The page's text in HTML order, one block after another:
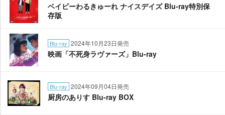
ベイビーわるきゅーれ ナイスデイズ Blu-ray特別保
存版
Blu-ray 2024年10月23日発売
映画「不死身ラヴァーズ」Blu-ray
Blu-ray 2024年09月04日発売
厨房のありす Blu-ray BOX